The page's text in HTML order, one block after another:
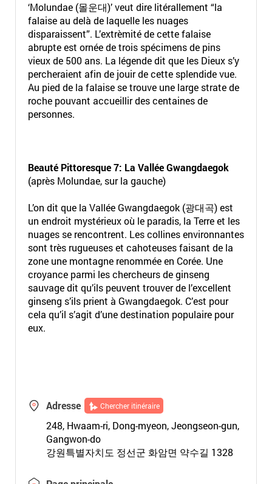
‘Molundae (몰운대)’ veut dire litérallement “la
falaise au delà de laquelle les nuages
disparaissent”. L’extrèmité de cette falaise
abrupte est ornée de trois spécimens de pins
vieux de 500 ans. La légende dit que les Dieux s’y
percheraient afin de jouir de cette splendide vue.
Au pied de la falaise se trouve une large strate de
roche pouvant accueillir des centaines de
personnes.
Beauté Pittoresque 7: La Vallée Gwangdaegok
(après Molundae, sur la gauche)
L’on dit que la Vallée Gwangdaegok (광대곡) est
un endroit mystérieux où le paradis, la Terre et les
nuages se rencontrent. Les collines environnantes
sont très rugueuses et cahoteuses faisant de la
zone une montagne renommée en Corée. Une
croyance parmi les chercheurs de ginseng
sauvage dit qu’ils peuvent trouver de l’excellent
ginseng s’ils prient à Gwangdaegok. C’est pour
cela qu’il s’agit d’une destination populaire pour
eux.
Adresse Chercher itinéraire
248, Hwaam-ri, Dong-myeon, Jeongseon-gun,
Gangwon-do
강원특별자치도 정선군 화암면 약수길 1328